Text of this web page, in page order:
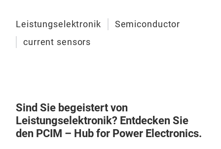
Leistungselektronik
Semiconductor
current sensors
Sind Sie begeistert von
Leistungselektronik? Entdecken Sie
den PCIM – Hub for Power Electronics.